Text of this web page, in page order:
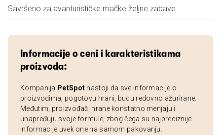
Savršeno za avanturističke mačke željne zabave.
Informacije o ceni i karakteristikama
proizvoda:
Kompanija PetSpot nastoji da sve informacije o
proizvodima, pogotovu hrani, budu redovno ažurirane.
Međutim, proizvođači hrane konstatno menjaju i
unapređuju svoje formule, zbog čega su najpreciznije
informacije uvek one na samom pakovanju.